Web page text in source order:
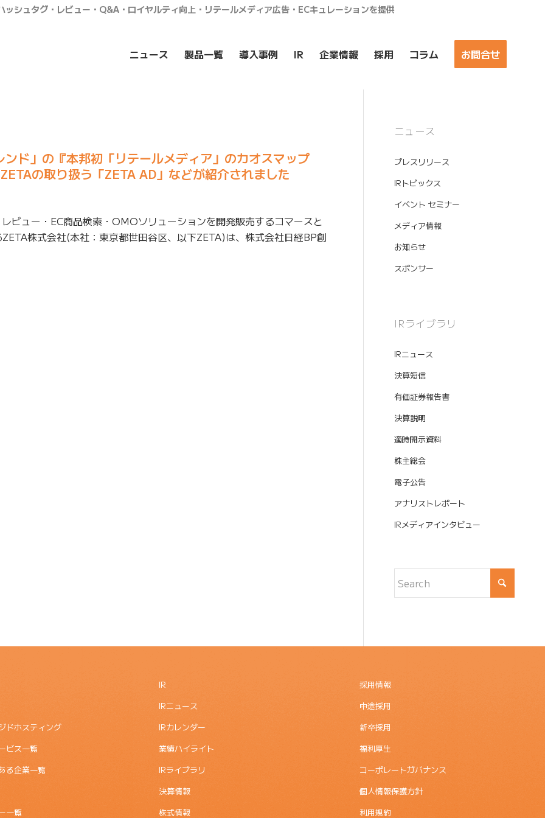
シュタグ・レビュー・Q&A・ロイヤルティ向上・リテールメディア広告・ECキュレーションを提供
ニュース 製品一覧 導入事例 IR 企業情報 採用 コラム お問合せ
ンド」の『本邦初「リテールメディア」のカオスマップ
の取り扱う「ZETA AD」などが紹介されました
ビュー・EC商品検索・OMOソリューションを開発販売するコマースと
株式会社(本社：東京都世田谷区、以下ZETA)は、株式会社日経BP創
ニュース
プレスリリース
IRトピックス
イベント セミナー
メディア情報
お知らせ
スポンサー
IRライブラリ
IRニュース
決算短信
有価証券報告書
決算説明
適時開示資料
株主総会
電子公告
アナリストレポート
IRメディアインタビュー
ドホスティング
ビス一覧
る企業一覧
一覧
IR
IRニュース
IRカレンダー
業績ハイライト
IRライブラリ
決算情報
株式情報
採用情報
中途採用
新卒採用
福利厚生
コーポレートガバナンス
個人情報保護方針
利用規約